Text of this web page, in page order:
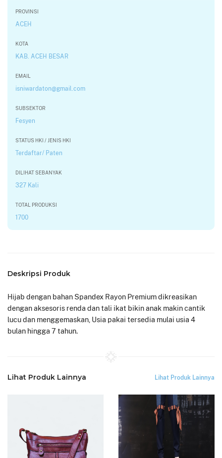
PROVINSI
ACEH
KOTA
KAB. ACEH BESAR
EMAIL
isniwardaton@gmail.com
SUBSEKTOR
Fesyen
STATUS HKI / JENIS HKI
Terdaftar/ Paten
DILIHAT SEBANYAK
327 Kali
TOTAL PRODUKSI
1700
Deskripsi Produk
Hijab dengan bahan Spandex Rayon Premium dikreasikan
dengan aksesoris renda dan tali ikat bikin anak makin cantik
lucu dan menggemaskan, Usia pakai tersedia mulai usia 4
bulan hingga 7 tahun.
Lihat Produk Lainnya Lihat Produk Lainnya